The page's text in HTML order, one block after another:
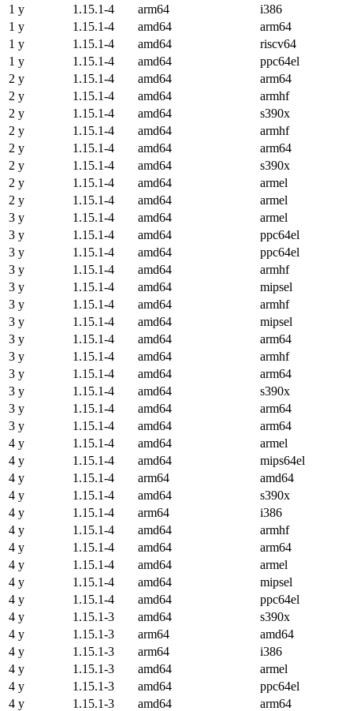
1 y
1.15.1-4 arm64
i386
1 y
1.15.1-4 amd64
arm64
1 y
1.15.1-4 amd64
riscv64
1 y
1.15.1-4 amd64
ppc64el
2 y
1.15.1-4 amd64
arm64
2 y
1.15.1-4 amd64
armhf
2 y
1.15.1-4 amd64
s390x
2 y
1.15.1-4 amd64
armhf
2 y
1.15.1-4 amd64
arm64
2 y
1.15.1-4 amd64
s390x
2 y
1.15.1-4 amd64
armel
2 y
1.15.1-4 amd64
armel
3 y
1.15.1-4 amd64
armel
3 y
1.15.1-4 amd64
ppc64el
3 y
1.15.1-4 amd64
ppc64el
3 y
1.15.1-4 amd64
armhf
3 y
1.15.1-4 amd64
mipsel
3 y
1.15.1-4 amd64
armhf
3 y
1.15.1-4 amd64
mipsel
3 y
1.15.1-4 amd64
arm64
3 y
1.15.1-4 amd64
armhf
3 y
1.15.1-4 amd64
arm64
3 y
1.15.1-4 amd64
s390x
3 y
1.15.1-4 amd64
arm64
3 y
1.15.1-4 amd64
arm64
4 y
1.15.1-4 amd64
armel
4 y
1.15.1-4 amd64
mips64el
4 y
1.15.1-4 arm64
amd64
4 y
1.15.1-4 amd64
s390x
4 y
1.15.1-4 arm64
i386
4 y
1.15.1-4 amd64
armhf
4 y
1.15.1-4 amd64
arm64
4 y
1.15.1-4 amd64
armel
4 y
1.15.1-4 amd64
mipsel
4 y
1.15.1-4 amd64
ppc64el
4 y
1.15.1-3 amd64
s390x
4 y
1.15.1-3 arm64
amd64
4 y
1.15.1-3 arm64
i386
4 y
1.15.1-3 amd64
armel
4 y
1.15.1-3 amd64
ppc64el
4 y
1.15.1-3 amd64
arm64